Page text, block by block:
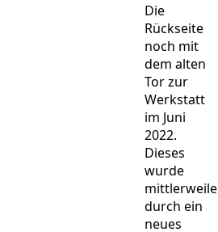
Die
Rückseite
noch mit
dem alten
Tor zur
Werkstatt
im Juni
2022.
Dieses
wurde
mittlerweile
durch ein
neues